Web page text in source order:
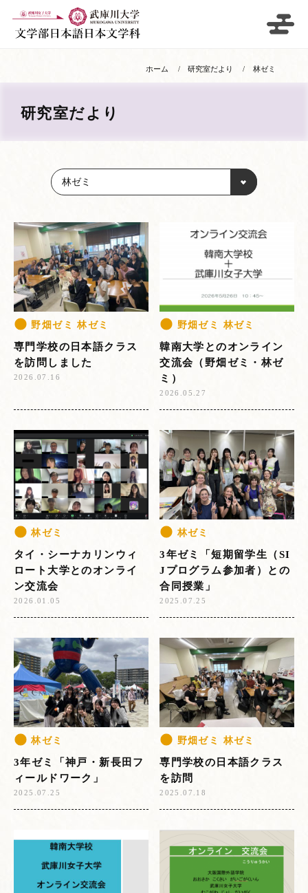
ホーム 研究室だより 林ゼミ
研究室だより
野畑ゼミ 林ゼミ
専門学校の日本語クラス
を訪問しました
2026.07.16
野畑ゼミ 林ゼミ
韓南大学とのオンライン
交流会（野畑ゼミ・林ゼ
ミ）
2026.05.27
林ゼミ
タイ・シーナカリンウィ
ロート大学とのオンライ
ン交流会
2026.01.05
林ゼミ
3年ゼミ「短期留学生（SI
Jプログラム参加者）との
合同授業」
2025.07.25
林ゼミ
3年ゼミ「神戸・新長田フ
ィールドワーク」
2025.07.25
野畑ゼミ 林ゼミ
専門学校の日本語クラス
を訪問
2025.07.18